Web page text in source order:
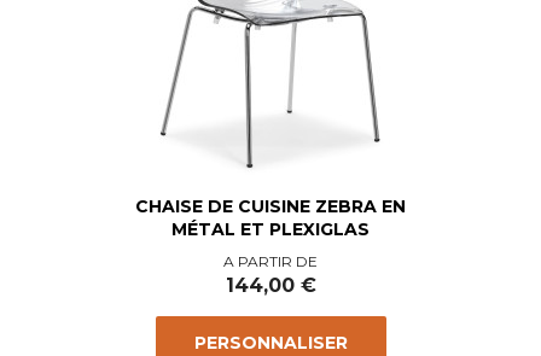
CHAISE DE CUISINE ZEBRA EN
MÉTAL ET PLEXIGLAS
Prix
A PARTIR DE
144,00 €
PERSONNALISER